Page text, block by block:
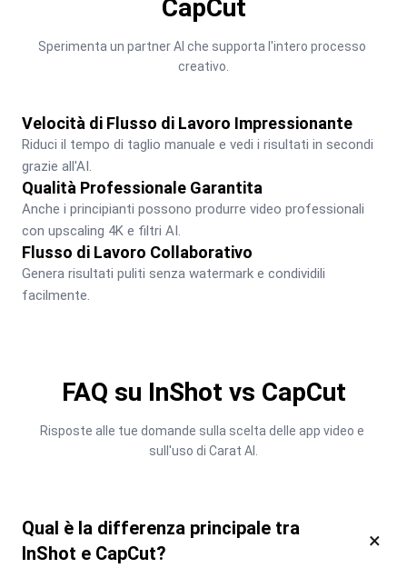
CapCut
Sperimenta un partner AI che supporta l'intero processo
creativo.
Velocità di Flusso di Lavoro Impressionante
Riduci il tempo di taglio manuale e vedi i risultati in secondi
grazie all'AI.
Qualità Professionale Garantita
Anche i principianti possono produrre video professionali
con upscaling 4K e filtri AI.
Flusso di Lavoro Collaborativo
Genera risultati puliti senza watermark e condividili
facilmente.
FAQ su InShot vs CapCut
Risposte alle tue domande sulla scelta delle app video e
sull'uso di Carat AI.
Qual è la differenza principale tra
InShot e CapCut?
×